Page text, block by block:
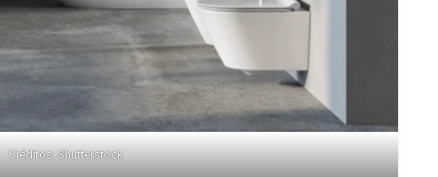
Créditos: Shutterstock